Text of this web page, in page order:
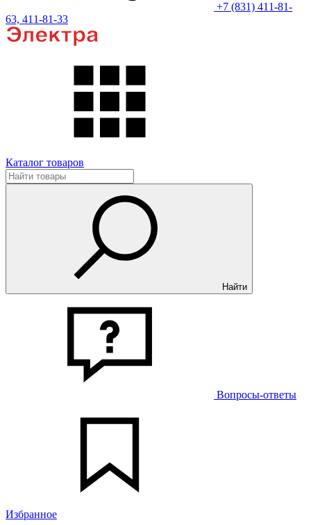
+7 (831) 411-81-
63, 411-81-33
Каталог товаров
Найти
Вопросы-ответы
Избранное